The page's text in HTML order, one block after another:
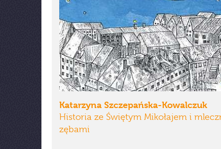
Katarzyna Szczepańska-Kowalczuk
Historia ze Świętym Mikołajem i
zębami